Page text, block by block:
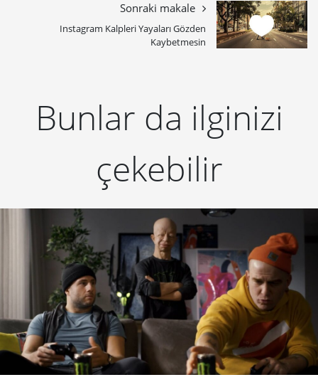
Sonraki makale
Instagram Kalpleri Yayaları Gözden
Kaybetmesin
Bunlar da ilginizi
çekebilir